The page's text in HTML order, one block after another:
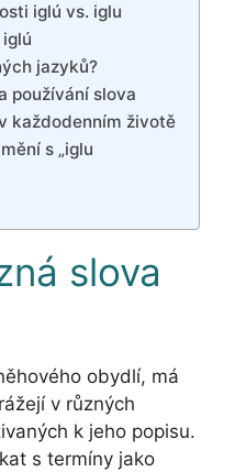
iglú vs. iglu
jazyků?
používání slova
každodenním životě
s „iglu
slova
obydlí, má
v různých
k jeho popisu.
s termíny jako